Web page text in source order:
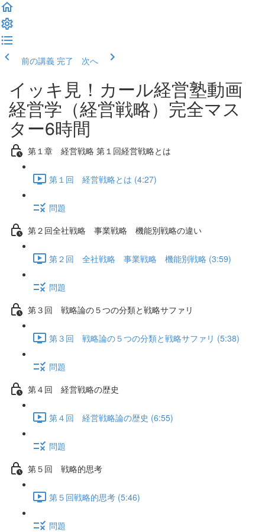
前の講義 完了 次へ
イッキ見！カール経営塾動画
経営学（経営戦略）完全マス
ター6時間
第１章 経営戦略 第１回経営戦略とは
第１回 経営戦略とは (4:27)
問題
第２回全社戦略 事業戦略 機能別戦略の違い
第２回 全社戦略 事業戦略 機能別戦略 (3:59)
問題
第３回 戦略論の５つの分類と戦略サファリ
第３回 戦略論の５つの分類と戦略サファリ (5:38)
問題
第４回 経営戦略の歴史
第４回 経営戦略論の歴史 (6:55)
問題
第５回 戦略的思考
第５回戦略的思考 (5:46)
問題